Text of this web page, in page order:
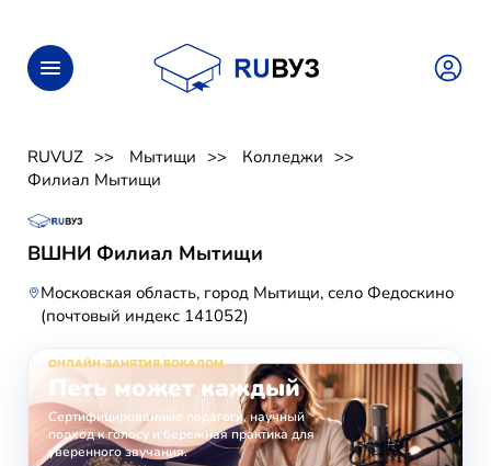
RUVUZ Мытищи
Колледжи
Филиал Мытищи
ВШНИ Филиал Мытищи
Московская область, город Мытищи, село Федоскино
(почтовый индекс 141052)
ОНЛАЙН-ЗАНЯТИЯ ВОКАЛОМ
Петь может каждый
Сертифицированные педагоги, научный
подход к голосу и бережная практика для
уверенного звучания.